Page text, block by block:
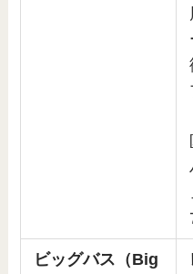
ビッグバス（Big